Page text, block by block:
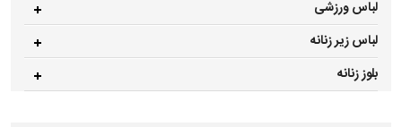
لباس ورزشی
لباس زیر زنانه
بلوز زنانه